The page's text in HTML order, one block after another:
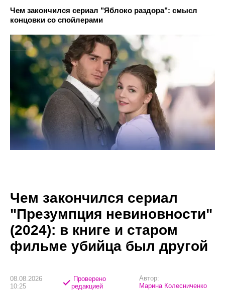
Чем закончился сериал "Яблоко раздора": смысл
концовки со спойлерами
Чем закончился сериал
"Презумпция невиновности"
(2024): в книге и старом
фильме убийца был другой
08.08.2026
10:25
Проверено
редакцией
Автор:
Марина Колесниченко